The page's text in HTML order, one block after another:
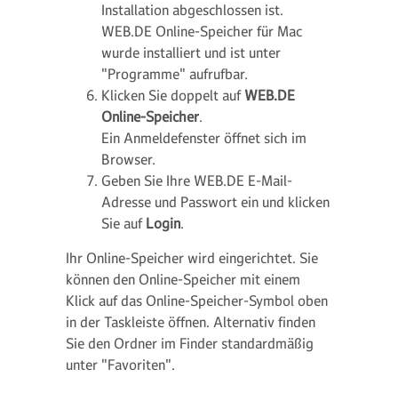
Installation abgeschlossen ist.
WEB.DE Online-Speicher für Mac
wurde installiert und ist unter
"Programme" aufrufbar.
Klicken Sie doppelt auf WEB.DE
Online-Speicher.
Ein Anmeldefenster öffnet sich im
Browser.
Geben Sie Ihre WEB.DE E-Mail-
Adresse und Passwort ein und klicken
Sie auf Login.
Ihr Online-Speicher wird eingerichtet. Sie
können den Online-Speicher mit einem
Klick auf das Online-Speicher-Symbol oben
in der Taskleiste öffnen. Alternativ finden
Sie den Ordner im Finder standardmäßig
unter "Favoriten".